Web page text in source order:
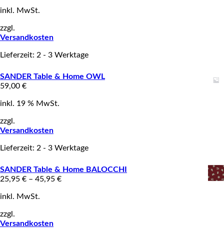
inkl. MwSt.
zzgl.
Versandkosten
Lieferzeit: 2 - 3 Werktage
SANDER Table & Home OWL
59,00 €
inkl. 19 % MwSt.
zzgl.
Versandkosten
Lieferzeit: 2 - 3 Werktage
SANDER Table & Home BALOCCHI
25,95 € – 45,95 €
inkl. MwSt.
zzgl.
Versandkosten